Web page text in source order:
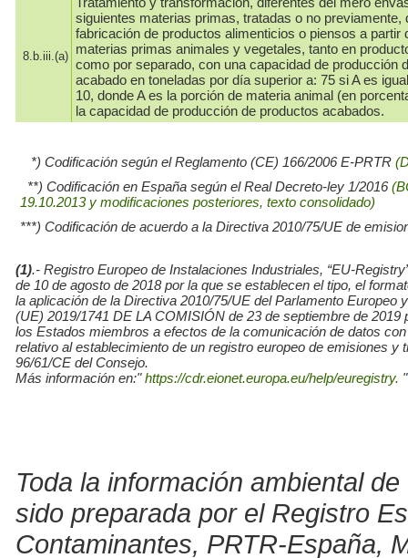
8.b.iii.(a)
siguientes materias primas, tratadas o no previamente,
fabricación de productos alimenticios o piensos a partir
materias primas animales y vegetales, tanto en
como por separado, con una capacidad de producción
acabado en toneladas por día superior a: 75 si A es
10, donde A es la porción de materia animal (en
la capacidad de producción de productos acabados.
*) Codificación según el Reglamento (CE) 166/2006 E-PRTR
**) Codificación en España según el Real Decreto-ley 1/2016
19.10.2013 y modificaciones posteriores, texto consolidado)
***) Codificación de acuerdo a la Directiva 2010/75/UE de
(1).- Registro Europeo de Instalaciones Industriales, “EU-
de 10 de agosto de 2018 por la que se establecen el tipo, el
la aplicación de la Directiva 2010/75/UE del Parlamento
(UE) 2019/1741 DE LA COMISIÓN de 23 de septiembre de
los Estados miembros a efectos de la comunicación de datos
relativo al establecimiento de un registro europeo de emisiones
96/61/CE del Consejo.
Más información en:"https://cdr.eionet.europa.eu/help/euregistry. "
Toda la información ambiental
sido preparada por el Registro
Contaminantes, PRTR-España,